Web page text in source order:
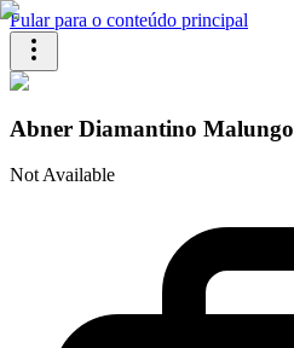
Pular para o conteúdo principal
Abner Diamantino Malungo
Not Available